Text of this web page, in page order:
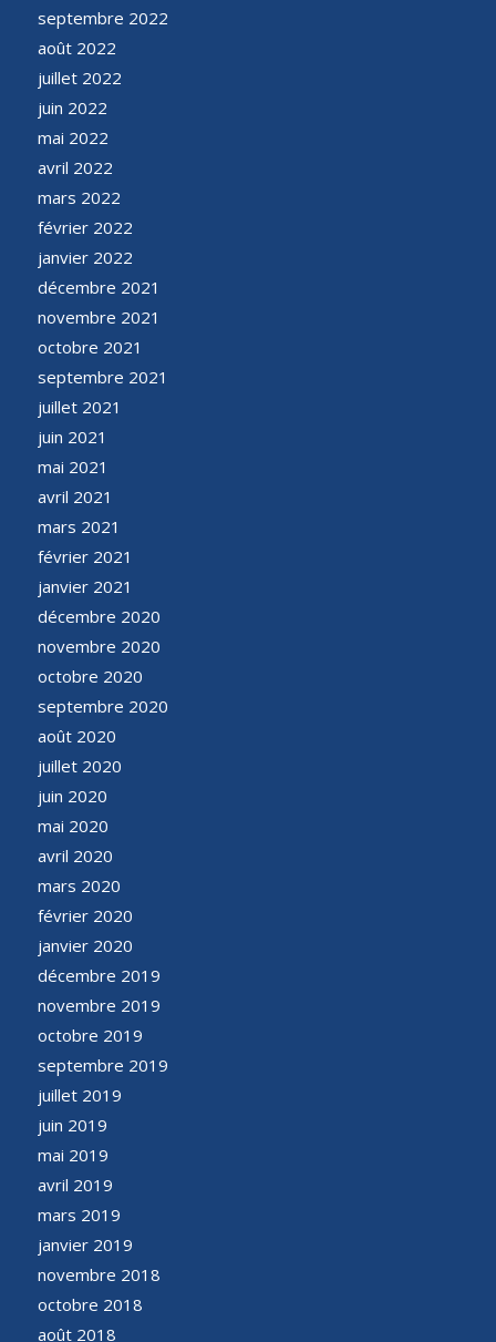
septembre 2022
août 2022
juillet 2022
juin 2022
mai 2022
avril 2022
mars 2022
février 2022
janvier 2022
décembre 2021
novembre 2021
octobre 2021
septembre 2021
juillet 2021
juin 2021
mai 2021
avril 2021
mars 2021
février 2021
janvier 2021
décembre 2020
novembre 2020
octobre 2020
septembre 2020
août 2020
juillet 2020
juin 2020
mai 2020
avril 2020
mars 2020
février 2020
janvier 2020
décembre 2019
novembre 2019
octobre 2019
septembre 2019
juillet 2019
juin 2019
mai 2019
avril 2019
mars 2019
janvier 2019
novembre 2018
octobre 2018
août 2018